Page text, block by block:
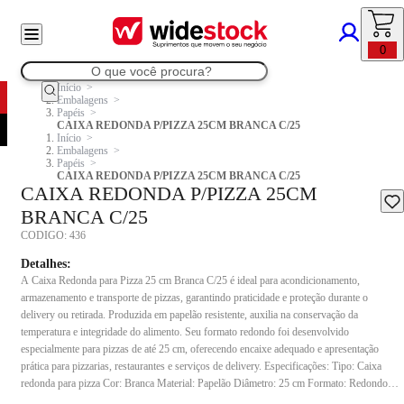
0
Início
Embalagens
Papéis
CAIXA REDONDA P/PIZZA 25CM BRANCA C/25
Início
Embalagens
Papéis
CAIXA REDONDA P/PIZZA 25CM BRANCA C/25
CAIXA REDONDA P/PIZZA 25CM
BRANCA C/25
CODIGO: 436
Detalhes:
A Caixa Redonda para Pizza 25 cm Branca C/25 é ideal para acondicionamento,
armazenamento e transporte de pizzas, garantindo praticidade e proteção durante o
delivery ou retirada. Produzida em papelão resistente, auxilia na conservação da
temperatura e integridade do alimento. Seu formato redondo foi desenvolvido
especialmente para pizzas de até 25 cm, oferecendo encaixe adequado e apresentação
prática para pizzarias, restaurantes e serviços de delivery. Especificações: Tipo: Caixa
redonda para pizza Cor: Branca Material: Papelão Diâmetro: 25 cm Formato: Redondo